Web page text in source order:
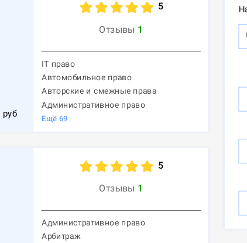
руб
5
Отзывы 1
IT право
Автомобильное право
Авторские и смежные права
Административное право
Ещё 69
5
Отзывы 1
Административное право
Арбитраж